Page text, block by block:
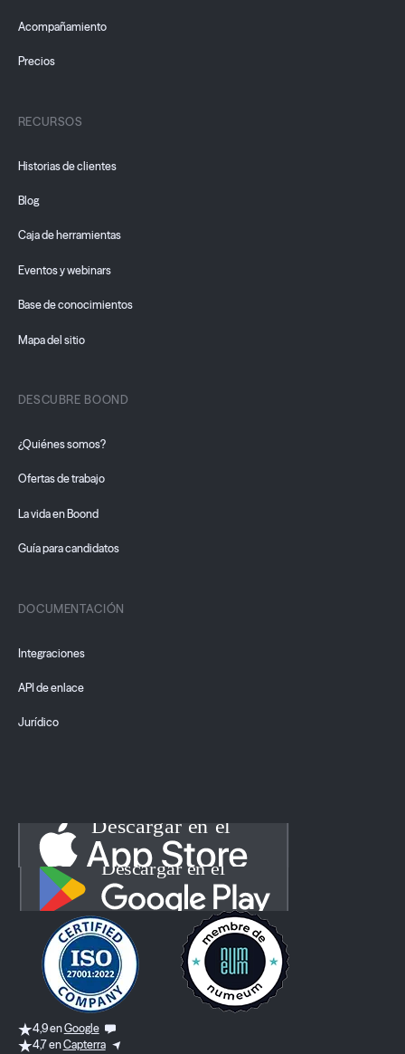
Acompañamiento
Precios
RECURSOS
Historias de clientes
Blog
Caja de herramientas
Eventos y webinars
Base de conocimientos
Mapa del sitio
DESCUBRE BOOND
¿Quiénes somos?
Ofertas de trabajo
La vida en Boond
Guía para candidatos
DOCUMENTACIÓN
Integraciones
API de enlace
Jurídico
4,9 enGoogle
4,7 enCapterra